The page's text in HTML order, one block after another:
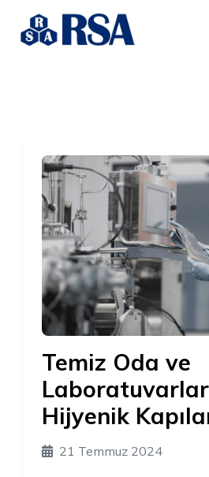
DANIŞMANLIK
İLETİŞİM
EN
Temiz Oda ve
Hijyenik
21 Temmuz 2024